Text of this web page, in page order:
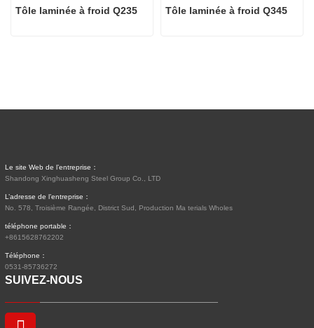
Tôle laminée à froid Q235 Tôle laminée à froid Q345
Le site Web de l’entreprise：
Shandong Xinghuasheng Steel Group Co., LTD
L’adresse de l’entreprise：
No. 578, Troisième Rangée, District Sud, Production Ma terials Wholes
téléphone portable：
+8615628762202
Téléphone：
0531-85736272
SUIVEZ-NOUS